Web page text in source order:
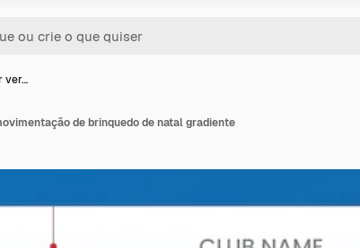
ver…
de brinquedo de natal gradiente